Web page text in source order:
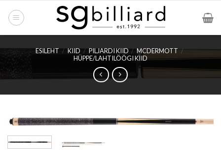
ESILEHT / KIID / PILJARDI KIID / MCDERMOTT /
HÜPPE/LAHTILÖÖGI KIID